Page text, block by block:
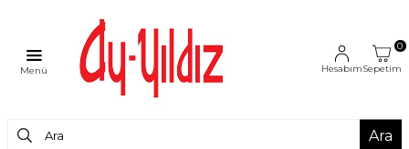
Menü Hesabım
0
Sepetim
Ara